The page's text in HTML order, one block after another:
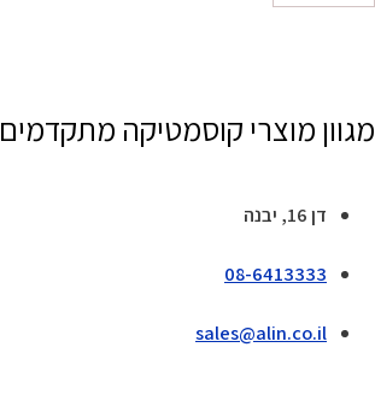
מגוון מוצרי קוסמטיקה מתקדמים
דן 16, יבנה
08-6413333
sales@alin.co.il